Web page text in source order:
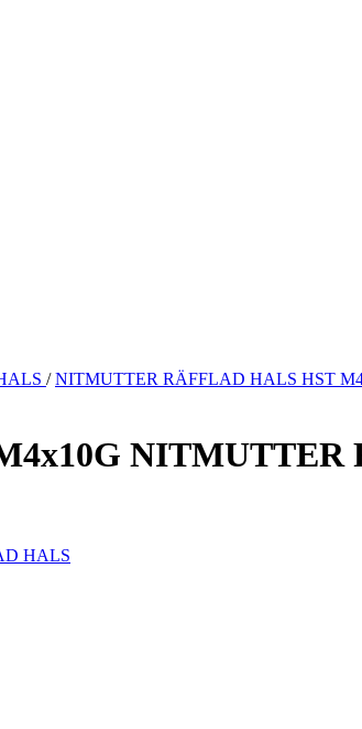
/NITMUTTER RÄFFLAD HALS HST
NITMUTTER
HALS